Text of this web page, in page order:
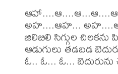
అహ....ఆహ...
జిలిబిలి సిగ్గుల
ఆడుగులు తడబడ
ఓ.. ఓ... ఓ...